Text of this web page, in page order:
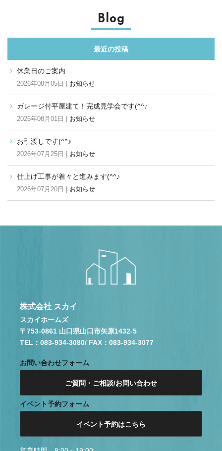
Blog
最近の投稿
休業日のご案内
2026年08月05日 | お知らせ
ガレージ付平屋建て！完成見学会です(^^♪
2026年08月01日 | お知らせ
お引渡しです(^^♪
2026年07月25日 | お知らせ
仕上げ工事が着々と進みます(^^♪
2026年07月20日 | お知らせ
株式会社 スカイ
スカイホームズ
〒753-0861 山口県山口市矢原1432-5
TEL：083-934-3080/ FAX：083-934-3077
お問い合わせフォーム
ご質問・ご相談/お問い合わせ
イベント予約フォーム
イベント予約はこちら